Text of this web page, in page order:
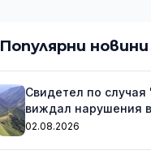
Популярни новини
Свидетел по
виждал нарушения
групата
02.08.2026